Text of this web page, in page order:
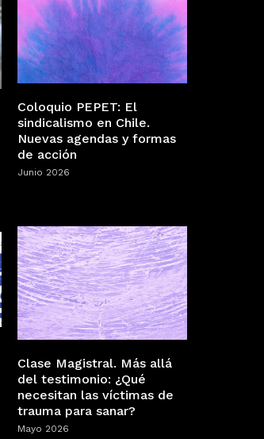
Coloquio PEPET: El
sindicalismo en Chile.
Nuevas agendas y formas
de acción
Junio 2026
Clase Magistral. Más allá
del testimonio: ¿Qué
necesitan las víctimas de
trauma para sanar?
Mayo 2026